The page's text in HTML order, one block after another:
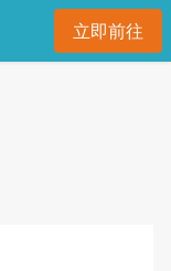
立即前往開